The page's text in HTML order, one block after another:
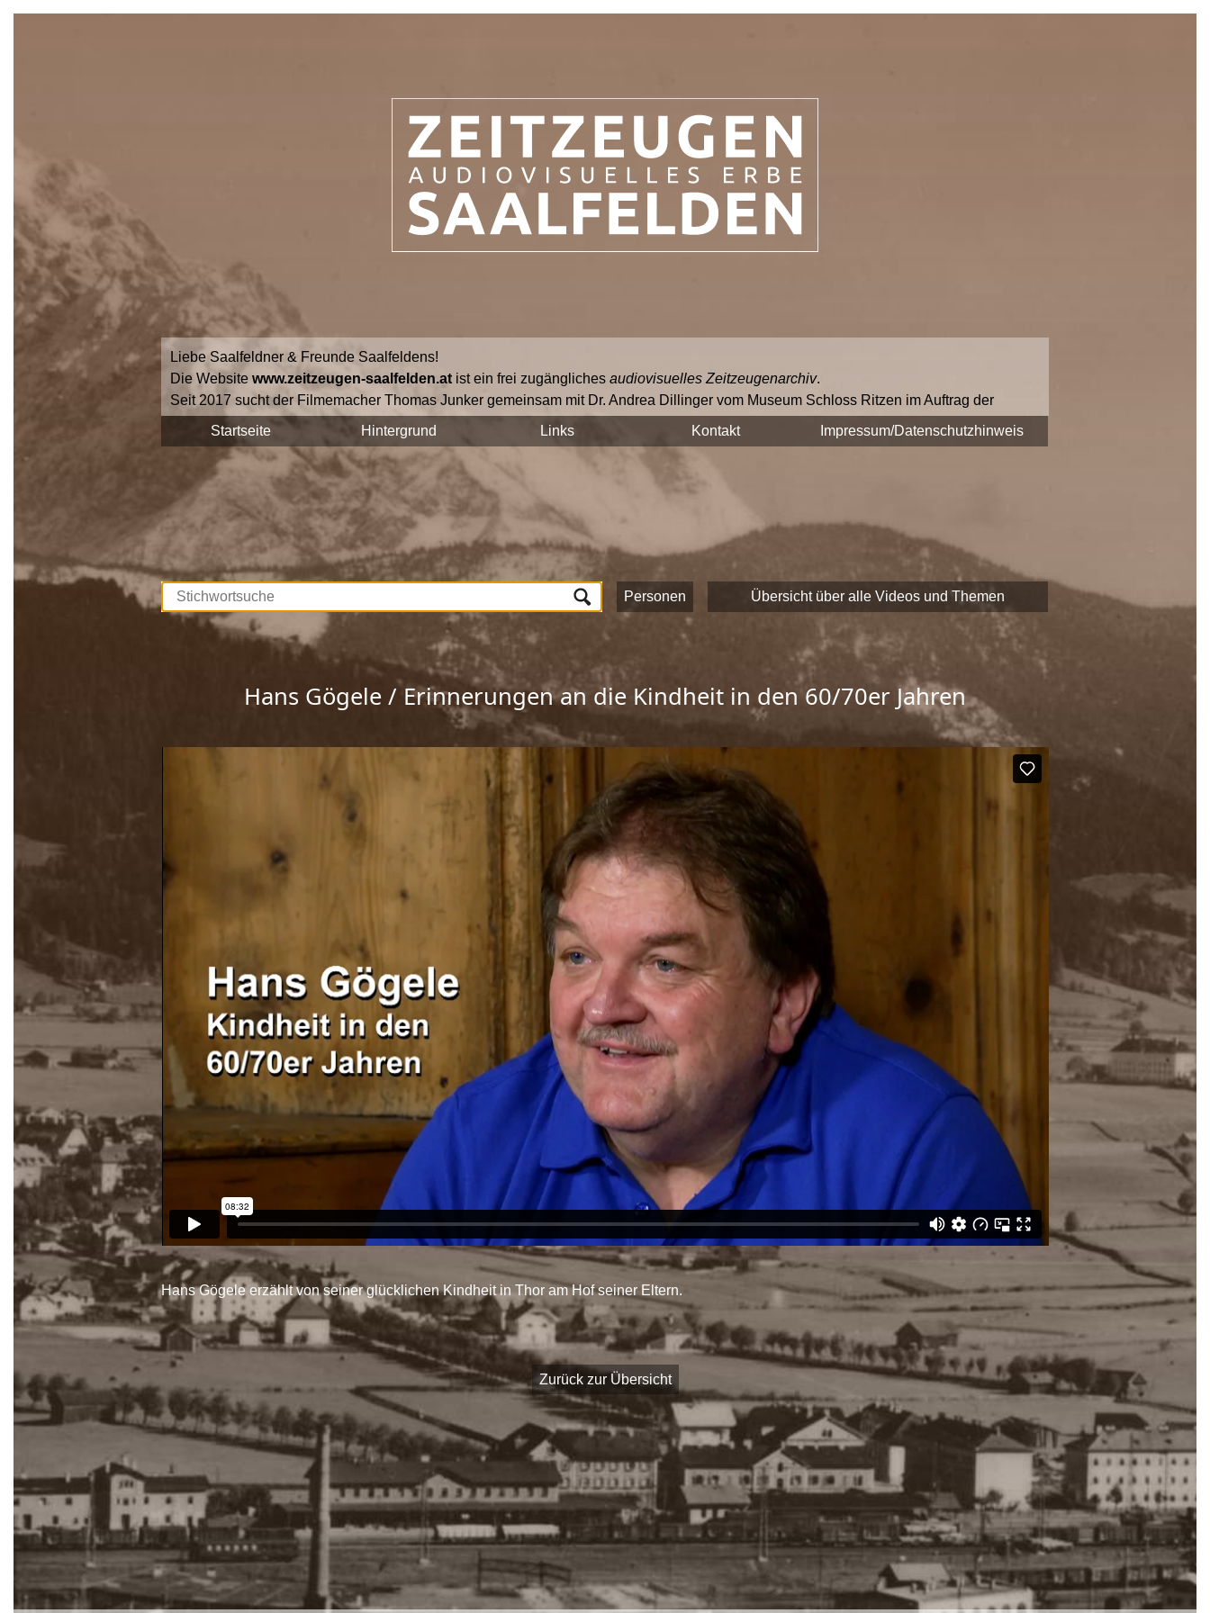
Liebe Saalfeldner & Freunde Saalfeldens!
Die Websitewww.zeitzeugen-saalfelden.at ist ein frei zugänglichesaudiovisuelles Zeitzeugenarchiv.
Seit 2017 sucht der Filmemacher Thomas Junker gemeinsam mit Dr. Andrea Dillinger vom Museum Schloss Ritzen im Auftrag der
Stadtgemeinde Saalfelden Zeitzeugen auf hält ihre Geschichten und Erinnerungen mit der Videokamera fest.
Diese Interviews werden Stück für Stück auf dieser Seite veröffentlicht und sind nach Stichworten zu Themen und Zeitzeugen
durchsuchbar.
Unterstützt werden die Dreharbeiten und das Onlineportale vom Museum Schloss Ritzen und der
Europäischen Union. Mit dieser Sammlung von Zeitzeugeninterviews wird das kulturelle und gesellschaftliche Erbe Saalfeldens
lebendig gehalten, sprich die Geschichte Saalfeldens.
Wir bedanken uns bei allen Beteiligten, die zur Umsetzung dieses Projektes beigetragen haben!
Startseite Hintergrund Links Kontakt Impressum/Datenschutzhinweis
Personen Übersicht über alle Videos und Themen
Hans Gögele / Erinnerungen an die Kindheit in den 60/70er Jahren
Hans Gögele erzählt von seiner glücklichen Kindheit in Thor am Hof seiner Eltern.
Zurück zur Übersicht